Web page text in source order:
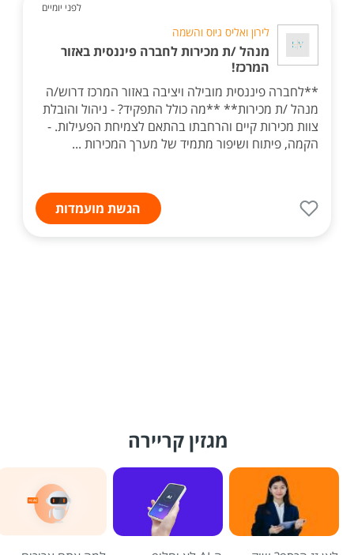
לפני יומיים
לירון ואליס גיוס והשמה
מנהל /ת מכירות לחברה פיננסית באזור
המרכז!
**לחברה פיננסית מובילה ויציבה באזור המרכז דרוש/ה
מנהל /ת מכירות** **מה כולל התפקיד? - ניהול והובלת
צוות מכירות קיים והרחבתו בהתאם לצמיחת הפעילות. -
הקמה, פיתוח ושיפור מתמיד של מערך המכירות ...
הגשת מועמדות
מגזין קריירה